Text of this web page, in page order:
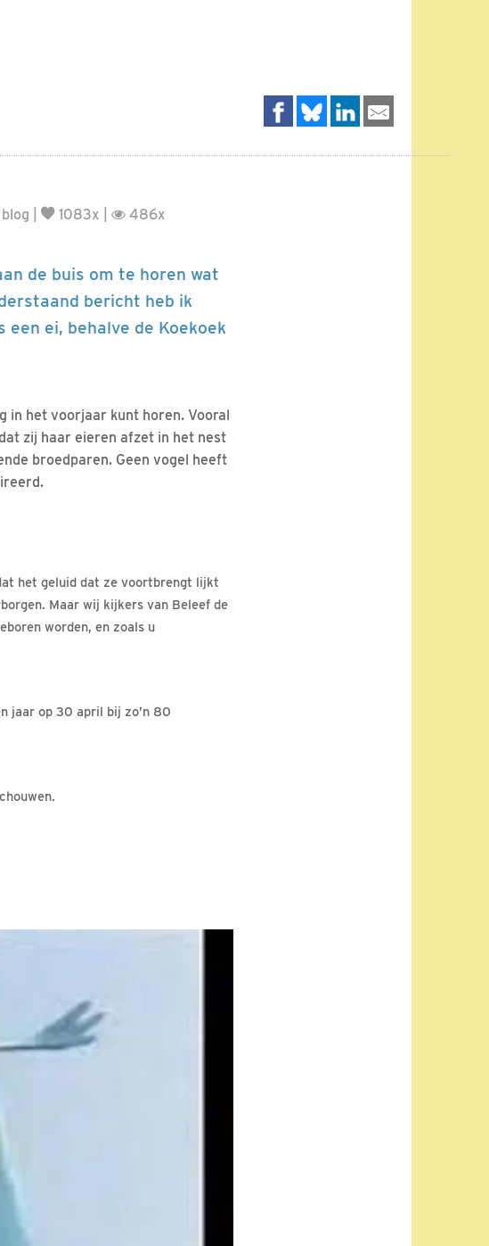
1083x | 486x
de buis om te horen wat
bericht heb ik
ei, behalve de Koekoek
in het voorjaar kunt horen. Vooral
zij haar eieren afzet in het nest
broedparen. Geen vogel heeft
het geluid dat ze voortbrengt lijkt
Maar wij kijkers van Beleef de
worden, en zoals u
jaar op 30 april bij zo’n 80